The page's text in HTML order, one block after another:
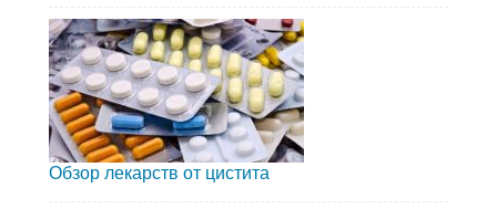
Обзор лекарств от цистита